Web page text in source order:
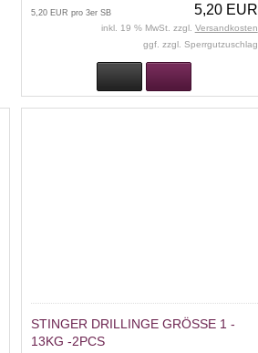
5,20 EUR
5,20 EUR pro 3er SB
inkl. 19 % MwSt. zzgl. Versandkosten
ggf. zzgl. Sperrgutzuschlag
STINGER DRILLINGE GRÖSSE 1 - 1
3KG -2PCS